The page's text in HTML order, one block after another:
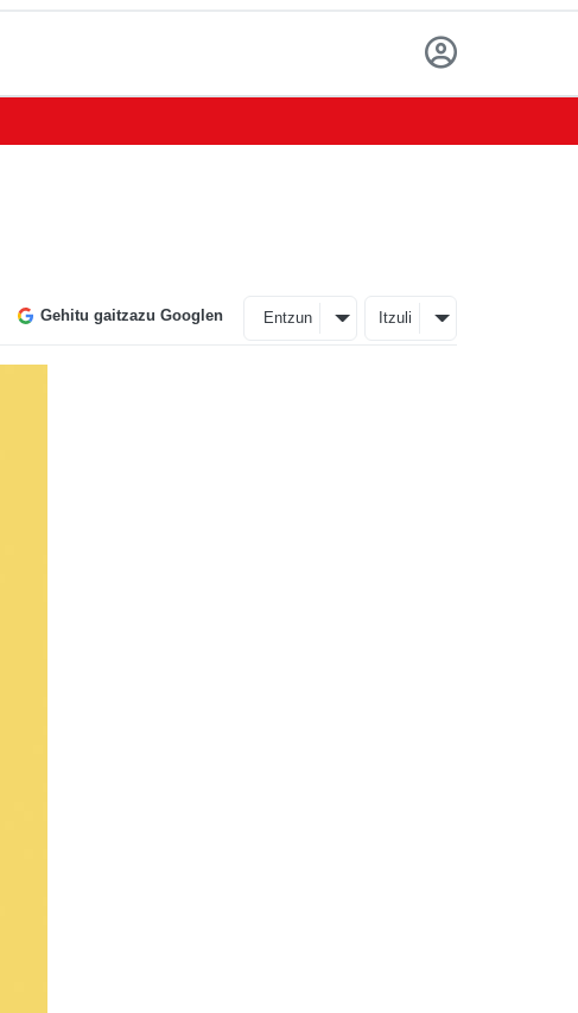
Gehitu gaitzazu Googlen Entzun Itzuli